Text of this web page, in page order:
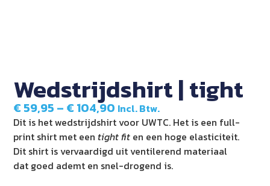
Wedstrijdshirt | tight
€ 59,95 – € 104,90 Incl. Btw.
Dit is het wedstrijdshirt voor UWTC. Het is een full-
print shirt met een tight fit en een hoge elasticiteit.
Dit shirt is vervaardigd uit ventilerend materiaal
dat goed ademt en snel-drogend is.